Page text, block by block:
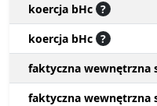
koercja bHc ?
koercja bHc ?
faktyczna wewnętrzna
faktyczna wewnętrzna